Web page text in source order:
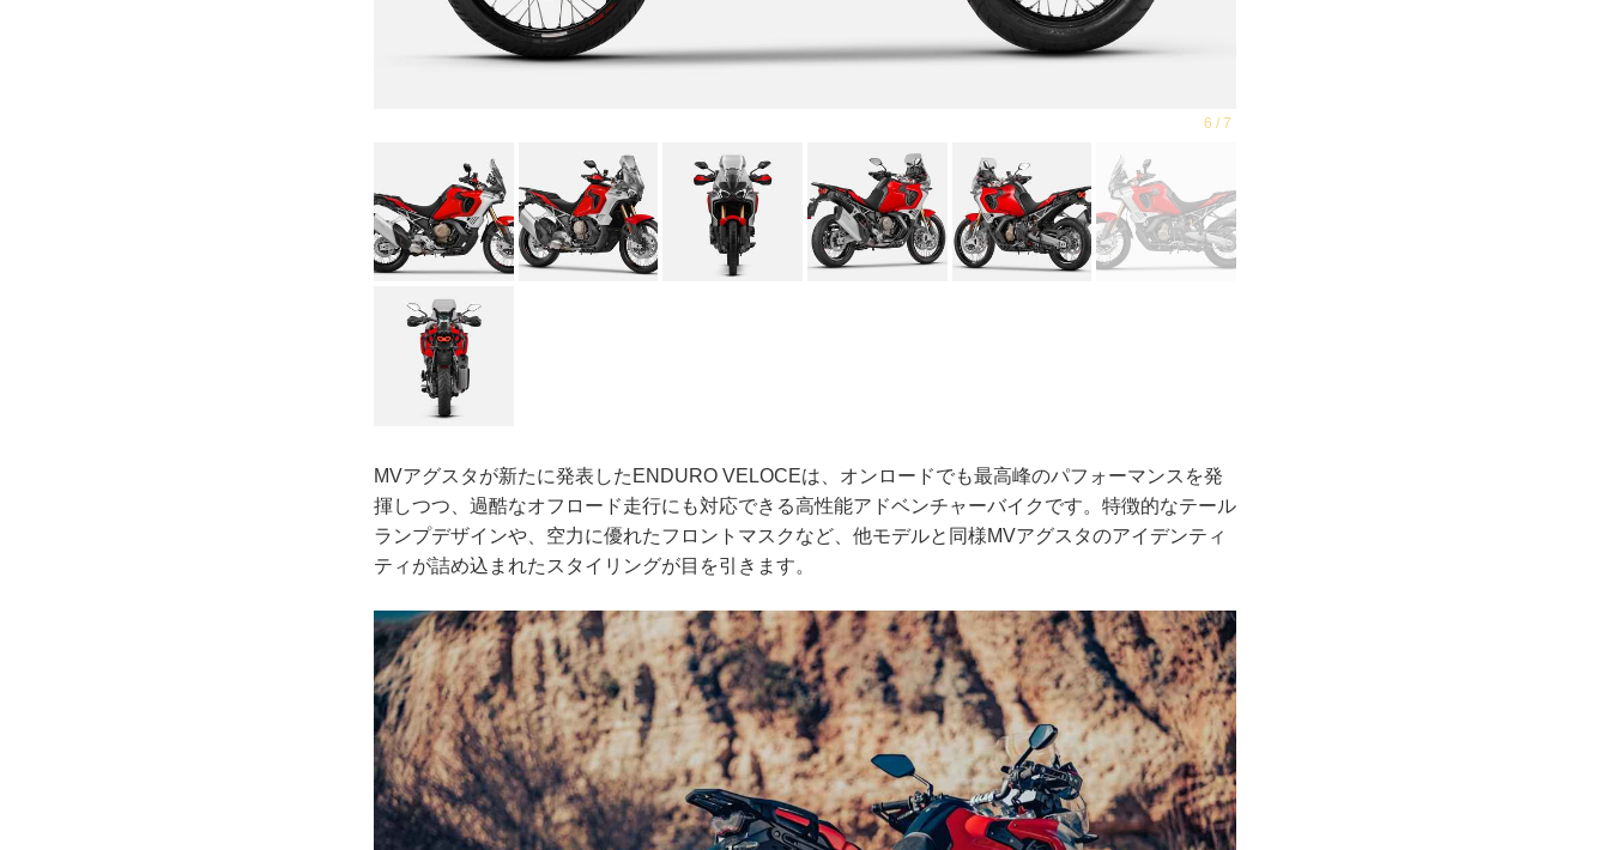
MVアグスタが新たに発表したENDURO VELOCEは、オンロードでも最高峰のパフォーマンスを発
揮しつつ、過酷なオフロード走行にも対応できる高性能アドベンチャーバイクです。特徴的なテール
ランプデザインや、空力に優れたフロントマスクなど、他モデルと同様MVアグスタのアイデンティ
ティが詰め込まれたスタイリングが目を引きます。